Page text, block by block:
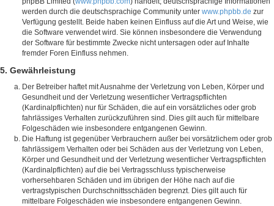
werden durch die deutschsprachige Community unter www.phpbb.de zur
Verfügung gestellt. Beide haben keinen Einfluss auf die Art und Weise, wie
die Software verwendet wird. Sie können insbesondere die Verwendung
der Software für bestimmte Zwecke nicht untersagen oder auf Inhalte
fremder Foren Einfluss nehmen.
5. Gewährleistung
Der Betreiber haftet mit Ausnahme der Verletzung von Leben, Körper und
Gesundheit und der Verletzung wesentlicher Vertragspflichten
(Kardinalpflichten) nur für Schäden, die auf ein vorsätzliches oder grob
fahrlässiges Verhalten zurückzuführen sind. Dies gilt auch für mittelbare
Folgeschäden wie insbesondere entgangenen Gewinn.
Die Haftung ist gegenüber Verbrauchern außer bei vorsätzlichem oder grob
fahrlässigem Verhalten oder bei Schäden aus der Verletzung von Leben,
Körper und Gesundheit und der Verletzung wesentlicher Vertragspflichten
(Kardinalpflichten) auf die bei Vertragsschluss typischerweise
vorhersehbaren Schäden und im übrigen der Höhe nach auf die
vertragstypischen Durchschnittsschäden begrenzt. Dies gilt auch für
mittelbare Folgeschäden wie insbesondere entgangenen Gewinn.